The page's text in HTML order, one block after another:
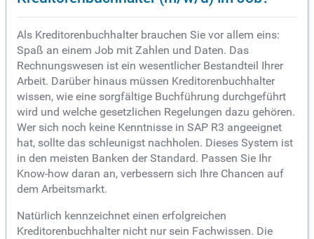
Als Kreditorenbuchhalter brauchen Sie vor allem eins:
Spaß an einem Job mit Zahlen und Daten. Das
Rechnungswesen ist ein wesentlicher Bestandteil Ihrer
Arbeit. Darüber hinaus müssen Kreditorenbuchhalter
wissen, wie eine sorgfältige Buchführung durchgeführt
wird und welche gesetzlichen Regelungen dazu gehören.
Wer sich noch keine Kenntnisse in SAP R3 angeeignet
hat, sollte das schleunigst nachholen. Dieses System ist
in den meisten Banken der Standard. Passen Sie Ihr
Know-how daran an, verbessern sich Ihre Chancen auf
dem Arbeitsmarkt.
Natürlich kennzeichnet einen erfolgreichen
Kreditorenbuchhalter nicht nur sein Fachwissen. Die